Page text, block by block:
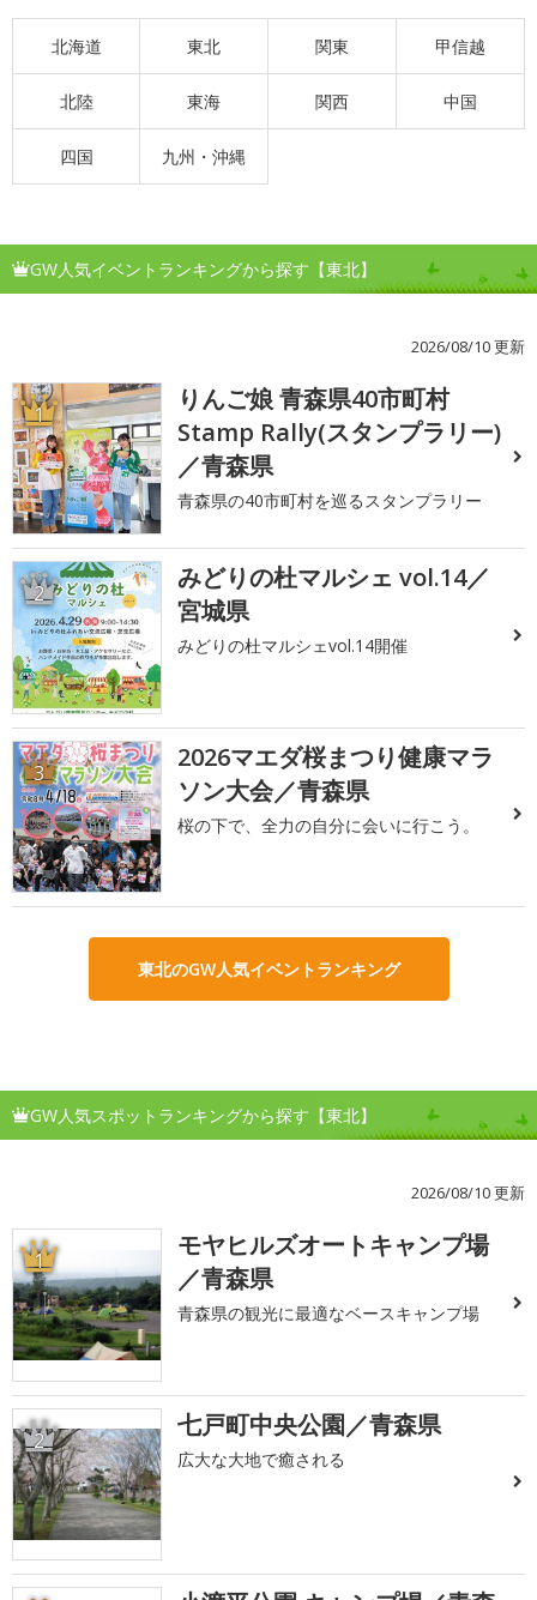
北海道 東北 関東 甲信越
北陸 東海 関西 中国
四国 九州・沖縄
GW人気イベントランキングから探す【東北】
2026/08/10 更新
1
りんご娘 青森県40市町村
Stamp Rally(スタンプラリー)
／青森県
青森県の40市町村を巡るスタンプラリー
2
みどりの杜マルシェ vol.14／
宮城県
みどりの杜マルシェvol.14開催
3
2026マエダ桜まつり健康マラ
ソン大会／青森県
桜の下で、全力の自分に会いに行こう。
東北のGW人気イベントランキング
GW人気スポットランキングから探す【東北】
2026/08/10 更新
1
モヤヒルズオートキャンプ場
／青森県
青森県の観光に最適なベースキャンプ場
2 七戸町中央公園／青森県
広大な大地で癒される